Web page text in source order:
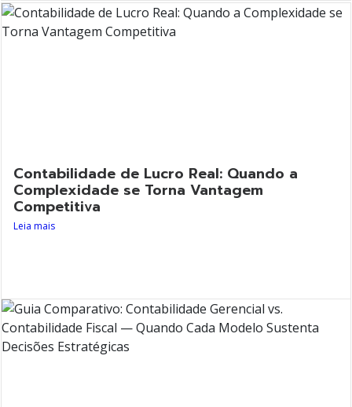
Contabilidade de Lucro Real: Quando a
Complexidade se Torna Vantagem
Competitiva
Leia mais